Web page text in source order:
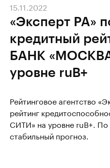
«Эксперт РА»
кредитный
БАНК
уровне ruВ+
15.11.2022
Рейтинговое агентство
рейтинг
СИТИ» на уровне ruВ+. По
стабильный прогноз.